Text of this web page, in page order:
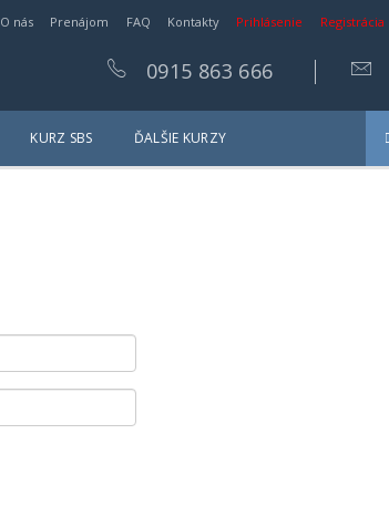
O nás Prenájom FAQ Kontakty Prihlásenie Registrácia
0915 863 666
KURZ SBS ĎALŠIE KURZY